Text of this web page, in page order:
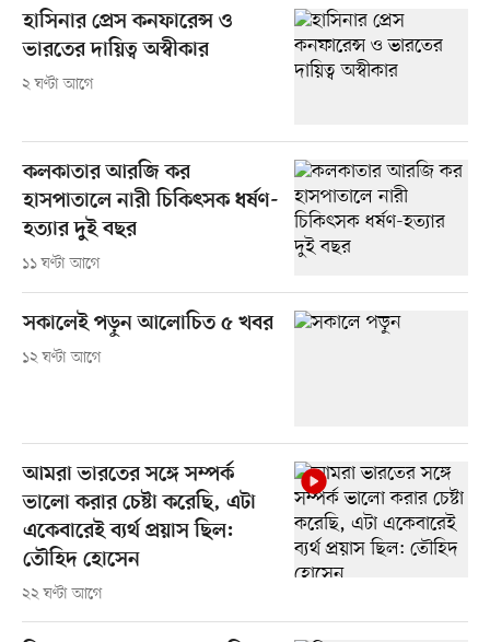
হাসিনার প্রেস কনফারেন্স ও
ভারতের দায়িত্ব অস্বীকার
২ ঘণ্টা আগে
কলকাতার আরজি কর
হাসপাতালে নারী চিকিৎসক ধর্ষণ-
হত্যার দুই বছর
১১ ঘণ্টা আগে
সকালেই পড়ুন আলোচিত ৫ খবর
১২ ঘণ্টা আগে
আমরা ভারতের সঙ্গে সম্পর্ক
ভালো করার চেষ্টা করেছি, এটা
একেবারেই ব্যর্থ প্রয়াস ছিল:
তৌহিদ হোসেন
২২ ঘণ্টা আগে